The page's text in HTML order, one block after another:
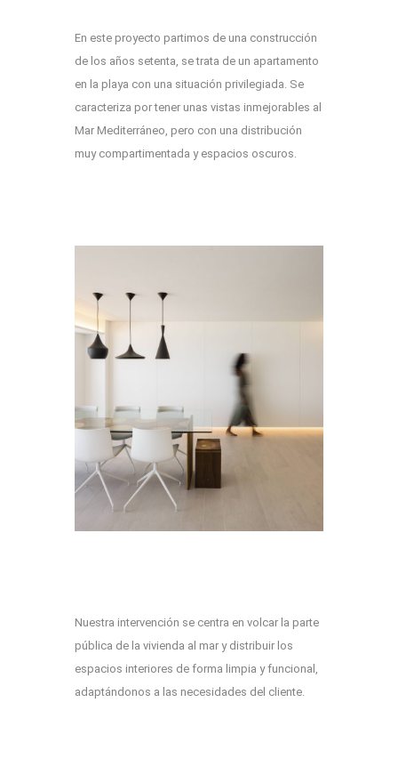
En este proyecto partimos de una construcción
de los años setenta, se trata de un apartamento
en la playa con una situación privilegiada. Se
caracteriza por tener unas vistas inmejorables al
Mar Mediterráneo, pero con una distribución
muy compartimentada y espacios oscuros.
Nuestra intervención se centra en volcar la parte
pública de la vivienda al mar y distribuir los
espacios interiores de forma limpia y funcional,
adaptándonos a las necesidades del cliente.